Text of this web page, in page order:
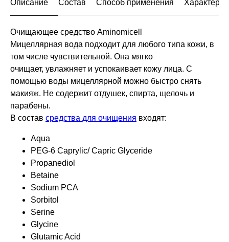
Описание Состав Способ применения
Очищающее средство Аminomicell
Мицеллярная вода подходит для любого типа кожи, в
том числе чувствительной. Она мягко
очищает, увлажняет и успокаивает кожу лица. С
помощью воды мицеллярной можно быстро снять
макияж. Не содержит отдушек, спирта, щелочь и
парабены.
В состав средства для очищения входят:
Aqua
PEG-6 Caprylic/ Capric Glyceride
Propanediol
Betaine
Sodium PCA
Sorbitol
Serine
Glycine
Glutamic Acid